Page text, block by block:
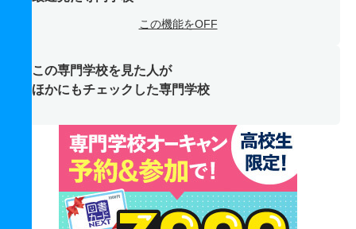
この機能をOFF
この専門学校を見た人が
ほかにもチェックした専門学校